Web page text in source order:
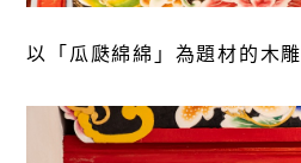
以「瓜瓞綿綿」為題材的木雕